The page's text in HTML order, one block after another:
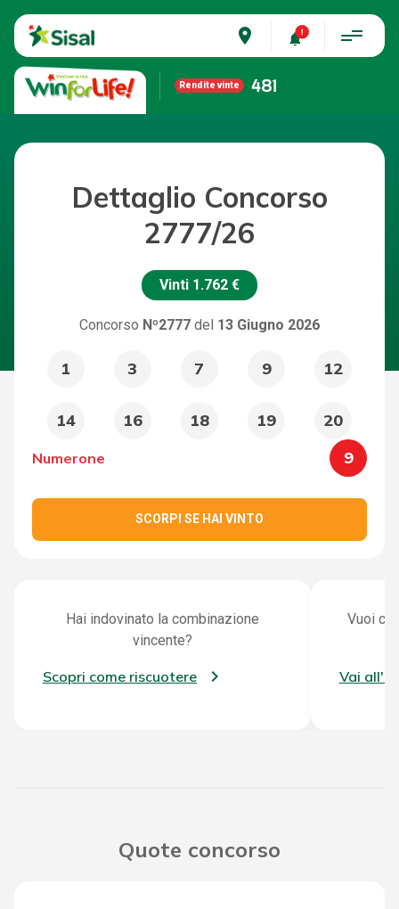
place
Rendite vinte 481
Dettaglio Concorso
2777/26
Vinti 1.762 €
Concorso Nº2777 del 13 Giugno 2026
1 3 7 9 12
14 16 18 19 20
Numerone 9
SCORPI SE HAI VINTO
Hai indovinato la combinazione
vincente?
Scopri come riscuotere
Vuoi
Vai
Quote concorso